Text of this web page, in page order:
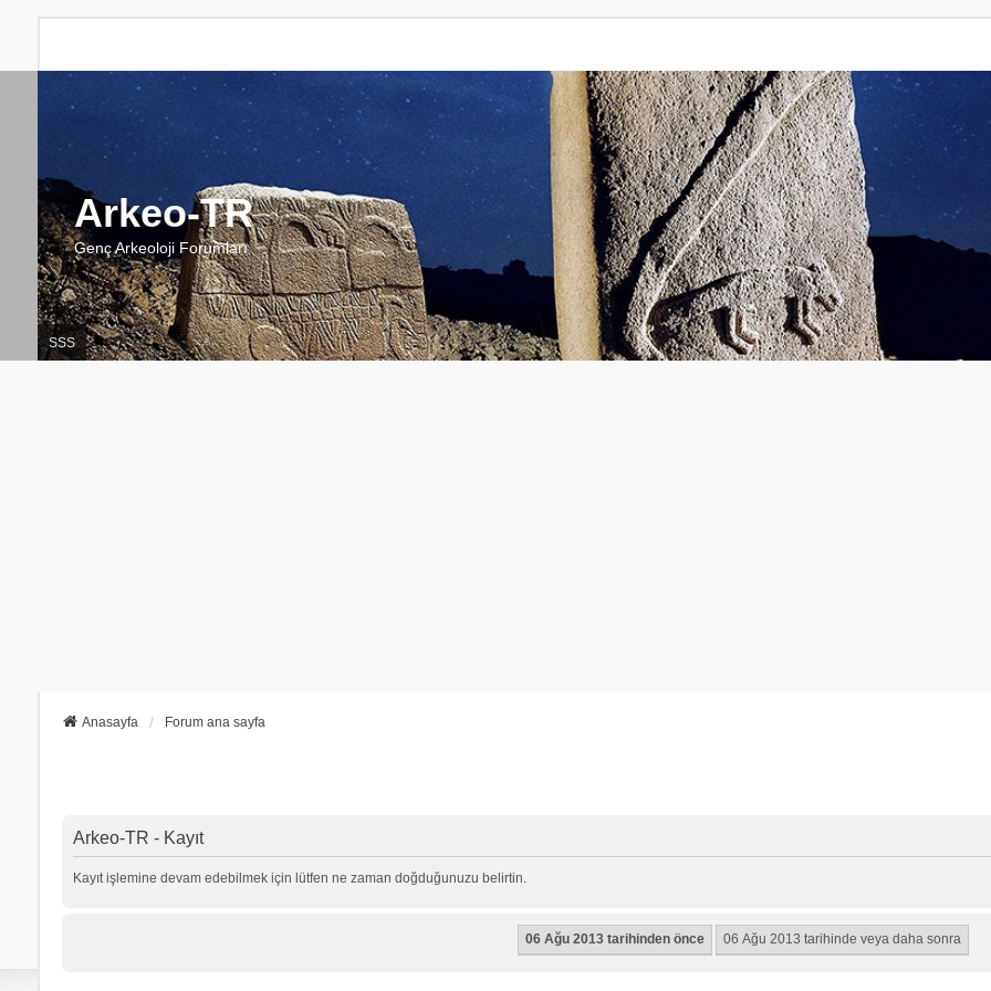
Arkeo-TR
Genç Arkeoloji Forumları
SSS
Anasayfa Forum ana sayfa
Arkeo-TR - Kayıt
Kayıt işlemine devam edebilmek için lütfen ne zaman doğduğunuzu belirtin.